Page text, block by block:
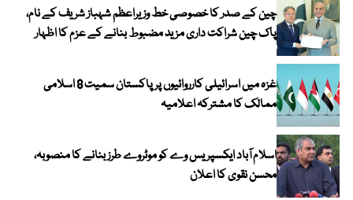
چین کے صدر کا خصوصی خط وزیراعظم شہباز شریف کے نام،
پاک چین شراکت داری مزید مضبوط بنانے کے عزم کا اظہار
غزہ میں اسرائیلی کارروائیوں پر پاکستان سمیت 8 اسلامی
ممالک کا مشترکہ اعلامیہ
اسلام آباد ایکسپریس وے کو موٹروے طرز بنانے کا منصوبہ،
محسن نقوی کا اعلان